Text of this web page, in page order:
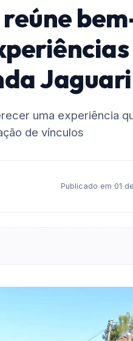
uma experiência
de vínculos
Publicado em 01